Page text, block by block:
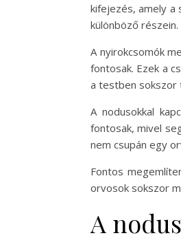
kifejezés, amely a
különböző részein.
A nyirokcsomók
fontosak. Ezek a
a testben sokszor
A nodusokkal
fontosak, mivel
nem csupán egy
Fontos
orvosok sokszor
A